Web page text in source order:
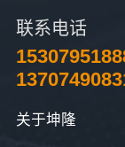
联系电话
关于坤隆